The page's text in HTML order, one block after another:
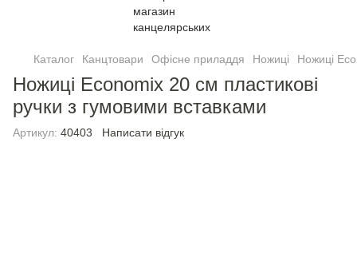
Каталог Канцтовари Офісне приладдя Ножиці Ножицi
Ножицi Economix 20 см пластикові
ручки з гумовими вставками
Артикул: 40403 Написати відгук